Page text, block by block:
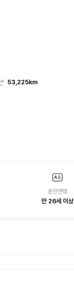
53,225km
운전연령
만 26세 이상